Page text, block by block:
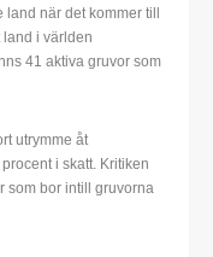
när det kommer till
land i världen
41 aktiva gruvor som
utrymme åt
i skatt. Kritiken
som bor intill gruvorna